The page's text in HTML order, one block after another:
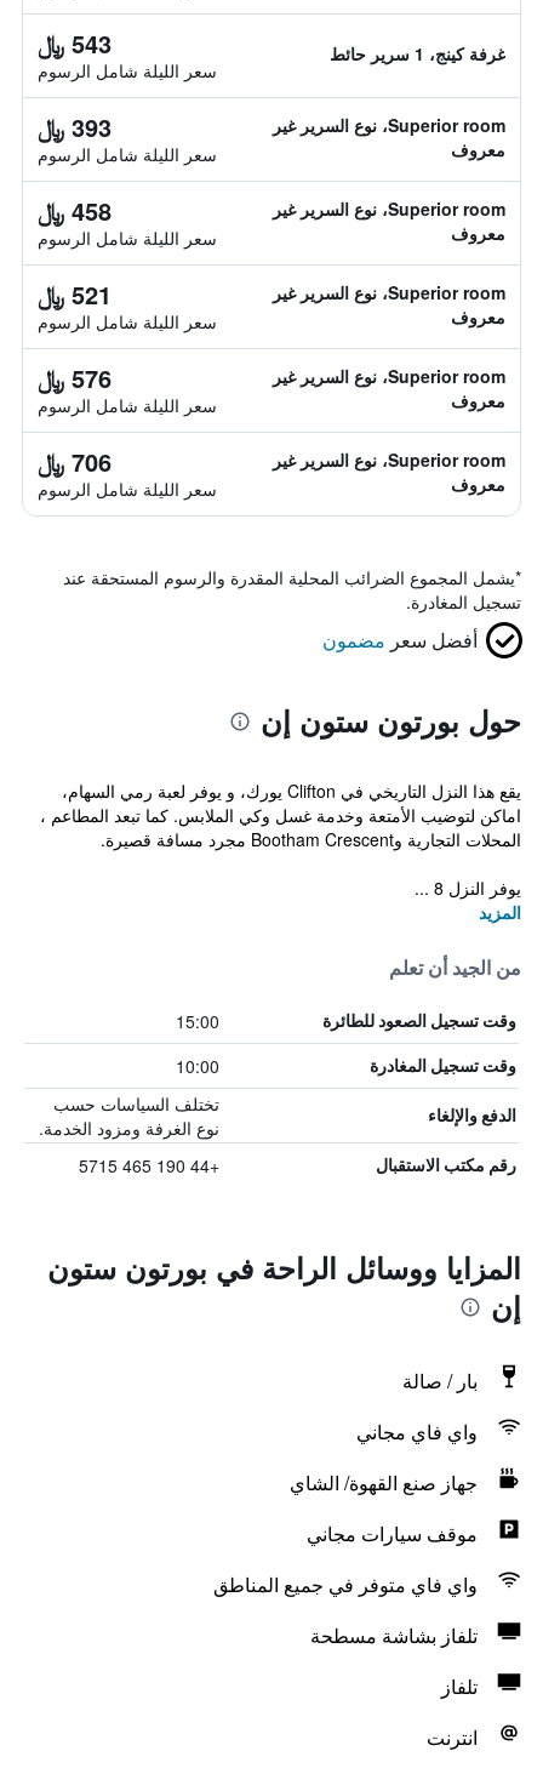
غرفة كينج، 1 سرير حائط 543 ﷼
سعر الليلة شامل الرسوم
Superior room، نوع السرير غير
معروف
393 ﷼
سعر الليلة شامل الرسوم
Superior room، نوع السرير غير
معروف
458 ﷼
سعر الليلة شامل الرسوم
Superior room، نوع السرير غير
معروف
521 ﷼
سعر الليلة شامل الرسوم
Superior room، نوع السرير غير
معروف
576 ﷼
سعر الليلة شامل الرسوم
Superior room، نوع السرير غير
معروف
706 ﷼
سعر الليلة شامل الرسوم
*يشمل المجموع الضرائب المحلية المقدرة والرسوم المستحقة عند
تسجيل المغادرة.
أفضل سعر مضمون
حول بورتون ستون إن
يقع هذا النزل التاريخي في Clifton يورك، و يوفر لعبة رمي السهام،
اماكن لتوضيب الأمتعة وخدمة غسل وكي الملابس. كما تبعد المطاعم ،
المحلات التجارية وBootham Crescent مجرد مسافة قصيرة.
يوفر النزل 8 ...
المزيد
من الجيد أن تعلم
وقت تسجيل الصعود للطائرة 15:00
وقت تسجيل المغادرة 10:00
الدفع والإلغاء
تختلف السياسات حسب
نوع الغرفة ومزود الخدمة.
رقم مكتب الاستقبال +44 190 465 5715
المزايا ووسائل الراحة في بورتون ستون
إن
بار / صالة
واي فاي مجاني
جهاز صنع القهوة/ الشاي
موقف سيارات مجاني
واي فاي متوفر في جميع المناطق
تلفاز بشاشة مسطحة
تلفاز
انترنت